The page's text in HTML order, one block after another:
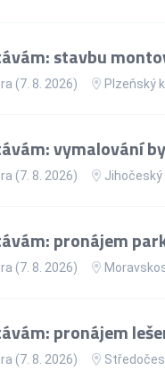
stavbu
(7. 8. 2026) Plzeňský
vymalování
(7. 8. 2026) Jihočeský
pronájem
(7. 8. 2026)
pronájem
(7. 8. 2026)